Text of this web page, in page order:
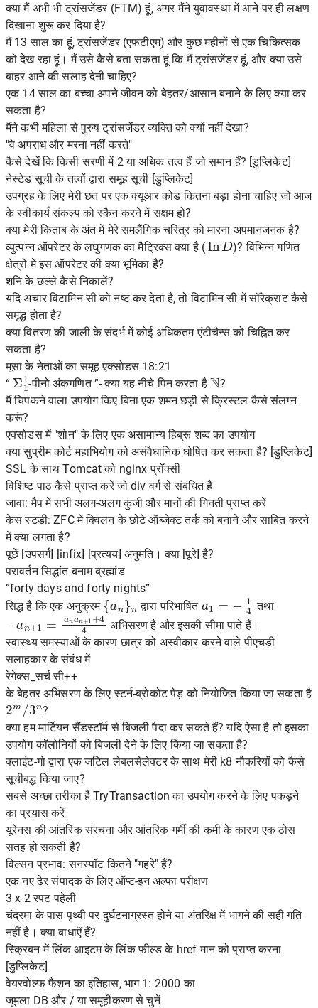
क्या मैं अभी भी ट्रांसजेंडर (FTM) हूं, अगर मैंने युवावस्था में आने पर ही लक्षण
दिखाना शुरू कर दिया है?
मैं 13 साल का हूं, ट्रांसजेंडर (एफटीएम) और कुछ महीनों से एक चिकित्सक
को देख रहा हूं। मैं उसे कैसे बता सकता हूं कि मैं ट्रांसजेंडर हूं, और क्या उसे
बाहर आने की सलाह देनी चाहिए?
एक 14 साल का बच्चा अपने जीवन को बेहतर/आसान बनाने के लिए क्या कर
सकता है?
मैंने कभी महिला से पुरुष ट्रांसजेंडर व्यक्ति को क्यों नहीं देखा?
"वे अपराध और मरना नहीं करते"
कैसे देखें कि किसी सरणी में 2 या अधिक तत्व हैं जो समान हैं? [डुप्लिकेट]
नेस्टेड सूची के तत्वों द्वारा समूह सूची [डुप्लिकेट]
उपग्रह के लिए मेरी छत पर एक क्यूआर कोड कितना बड़ा होना चाहिए जो आज
के स्वीकार्य संकल्प को स्कैन करने में सक्षम हो?
क्या मेरी किताब के अंत में मेरे समलैंगिक चरित्र को मारना अपमानजनक है?
व्युत्पन्न ऑपरेटर के लघुगणक का मैट्रिक्स क्या है (
lnD
)? विभिन्न गणित
क्षेत्रों में इस ऑपरेटर की क्या भूमिका है?
शनि के छल्ले कैसे निकालें?
यदि अचार विटामिन सी को नष्ट कर देता है, तो विटामिन सी में सॉरेक्राट कैसे
समृद्ध होता है?
क्या वितरण की जाली के संदर्भ में कोई अधिकतम एंटीचैन्स को चिह्नित कर
सकता है?
मूसा के नेताओं का समूह एक्सोडस 18:21
“
Σ11
-पीनो अंकगणित ”- क्या यह नीचे पिन करता है
N
?
मैं चिपकने वाला उपयोग किए बिना एक शमन छड़ी से क्रिस्टल कैसे संलग्न
करूं?
एक्सोडस में "शोन" के लिए एक असामान्य हिब्रू शब्द का उपयोग
क्या सुप्रीम कोर्ट महाभियोग को असंवैधानिक घोषित कर सकता है? [डुप्लिकेट]
SSL के साथ Tomcat को nginx प्रॉक्सी
विशिष्ट पाठ कैसे प्राप्त करें जो div वर्ग से संबंधित है
जावा: मैप में सभी अलग-अलग कुंजी और मानों की गिनती प्राप्त करें
केस स्टडी: ZFC में क्विलन के छोटे ऑब्जेक्ट तर्क को बनाने और साबित करने
में क्या लगता है?
पूछें [उपसर्ग] [infix] [प्रत्यय] अनुमति। क्या [पूरे] है?
परावर्तन सिद्धांत बनाम ब्रह्मांड
“forty days and forty nights”
सिद्ध है कि एक अनुक्रम
{an}n
द्वारा परिभाषित
4
तथा
an a nan+1+4 4
अभिसरण है और इसकी सीमा पाते हैं।
स्वास्थ्य समस्याओं के कारण छात्र को अस्वीकार करने वाले पीएचडी
सलाहकार के संबंध में
रेगेक्स_सर्च सी++
के बेहतर अभिसरण के लिए स्टर्न-ब्रोकोट पेड़ को नियोजित किया जा सकता है
2m/3n
?
क्या हम मार्टियन सैंडस्टॉर्म से बिजली पैदा कर सकते हैं? यदि ऐसा है तो इसका
उपयोग कॉलोनियों को बिजली देने के लिए किया जा सकता है?
क्लाइंट-गो द्वारा एक जटिल लेबलसेलेक्टर के साथ मेरी k8 नौकरियों को कैसे
सूचीबद्ध किया जाए?
सबसे अच्छा तरीका है TryTransaction का उपयोग करने के लिए पकड़ने
का प्रयास करें
यूरेनस की आंतरिक संरचना और आंतरिक गर्मी की कमी के कारण एक ठोस
सतह हो सकती है?
विल्सन प्रभाव: सनस्पॉट कितने "गहरे" हैं?
एक नए ढेर संपादक के लिए ऑप्ट-इन अल्फा परीक्षण
3 x 2 रपट पहेली
चंद्रमा के पास पृथ्वी पर दुर्घटनाग्रस्त होने या अंतरिक्ष में भागने की सही गति
नहीं है। क्या बाधाऎं हैं?
स्क्रिबन में लिंक आइटम के लिंक फ़ील्ड के href मान को प्राप्त करना
[डुप्लिकेट]
वेयरवोल्फ फैशन का इतिहास, भाग 1: 2000 का
जूमला DB और / या समूहीकरण से चुनें